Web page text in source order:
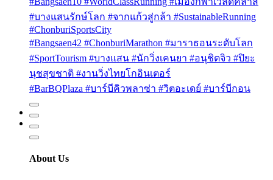
#บางแสนรักษ์โลก #จากแก้วสู่กล้า #SustainableRunning
#ChonburiSportsCity
#Bangsaen42 #ChonburiMarathon #มาราธอนระดับโลก
#SportTourism #บางแสน #นักวิ่งเคนยา #อนุชิตจิว #ปิยะ
นุชสุขชาติ #งานวิ่งไทยโกอินเตอร์
#BarBQPlaza #บาร์บีคิวพลาซ่า #วิตอะเดย์ #บาร์บีกอน
About Us